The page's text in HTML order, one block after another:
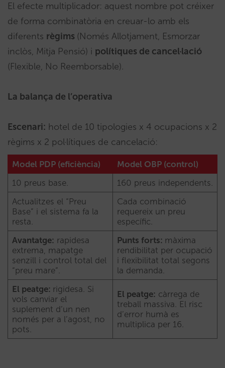
El efecte multiplicador: aquest nombre pot créixer
de forma combinatòria en creuar-lo amb els
diferents règims (Només Allotjament, Esmorzar
inclòs, Mitja Pensió) i polítiques de cancel·lació
(Flexible, No Reemborsable).
La balança de l’operativa
Escenari: hotel de 10 tipologies x 4 ocupacions x 2
règims x 2 pol·lítiques de cancelació:
Model PDP (eficiència)
Model OBP (control)
10 preus base.
160 preus independents.
Actualitzes el “Preu
Base” i el sistema fa la
resta.
Cada combinació
requereix un preu
específic.
Avantatge: rapidesa
extrema, mapatge
senzill i control total del
“preu mare”.
Punts forts: màxima
rendibilitat per ocupació
i flexibilitat total segons
la demanda.
El peatge: rigidesa. Si
vols canviar el
suplement d’un nen
només per a l’agost, no
pots.
El peatge: càrrega de
treball massiva. El risc
d’error humà es
multiplica per 16.